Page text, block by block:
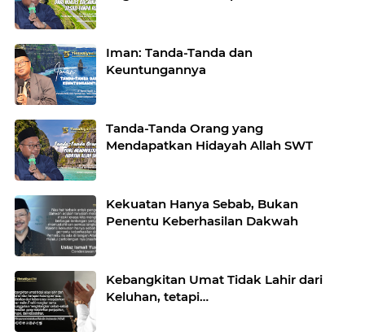
Iman: Tanda-Tanda dan
Keuntungannya
Tanda-Tanda Orang yang
Mendapatkan Hidayah Allah SWT
Kekuatan Hanya Sebab, Bukan
Penentu Keberhasilan Dakwah
Kebangkitan Umat Tidak Lahir dari
Keluhan, tetapi…